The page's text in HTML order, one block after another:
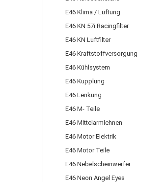
E46 Klima / Lüftung
E46 KN 57i Racingfilter
E46 KN Luftfilter
E46 Kraftstoffversorgung
E46 Kühlsystem
E46 Kupplung
E46 Lenkung
E46 M- Teile
E46 Mittelarmlehnen
E46 Motor Elektrik
E46 Motor Teile
E46 Nebelscheinwerfer
E46 Neon Angel Eyes